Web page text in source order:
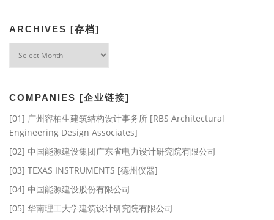
ARCHIVES [存档]
COMPANIES [企业链接]
[01] 广州容柏生建筑结构设计事务所 [RBS Architectural
Engineering Design Associates]
[02] 中国能源建设集团广东省电力设计研究院有限公司
[03] TEXAS INSTRUMENTS [德州仪器]
[04] 中国能源建设股份有限公司
[05] 华南理工大学建筑设计研究院有限公司